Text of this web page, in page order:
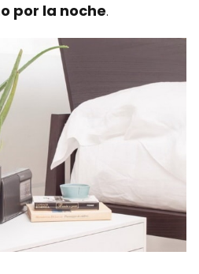
por la noche.